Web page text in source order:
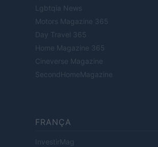
Lgbtqia News
Motors Magazine 365
Day Travel 365
Home Magazine 365
Cineverse Magazine
SecondHomeMagazine
FRANÇA
InvestirMag